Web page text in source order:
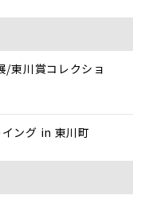
/東川賞コレクショ
ング in 東川町